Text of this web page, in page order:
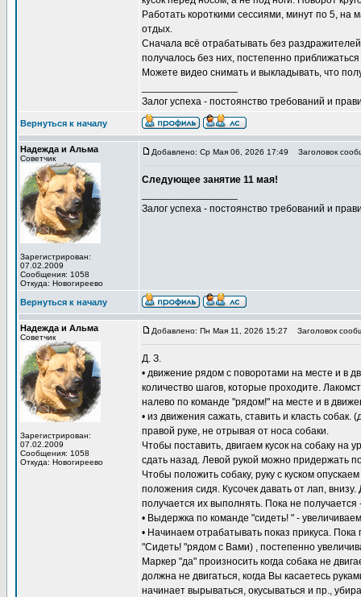
Работать короткими сессиями, минут по 5, на
отдых.
Сначала всё отрабатывать без
получалось без них, постепенно
Можете видео снимать и выкладывать, что
Залог успеха - постоянство требований и
Вернуться к началу
Надежда и Альма
Советчик
Зарегистрирован:
07.02.2009
Сообщения: 1058
Откуда: Новогиреево
Добавлено: Ср Мая 06, 2026 17:49 Заголовок
Следующее занятие 11 мая!
Залог успеха - постоянство требований и
Вернуться к началу
Надежда и Альма
Советчик
Зарегистрирован:
07.02.2009
Сообщения: 1058
Откуда: Новогиреево
Добавлено: Пн Мая 11, 2026 15:27 Заголовок
Д. З.
• движение рядом с поворотами на месте и в
количество шагов, которые проходите.
налево по команде "рядом!" на месте и в
• из движения сажать, ставить и класть
правой руке, не отрывая от носа собаки.
Чтобы поставить, двигаем кусок на собаку на
сдать назад. Левой рукой можно придержать
Чтобы положить собаку, руку с куском
положения сидя. Кусочек давать от лап,
получается их выполнять. Пока не
• Выдержка по команде "сидеть! " -
• Начинаем отрабатывать показ прикуса.
"Сидеть! "рядом с Вами) , постепенно
Маркер "да" произносить когда собака не
должна не двигаться, когда Вы касаетесь
начинает вырываться, окусываться и пр.,